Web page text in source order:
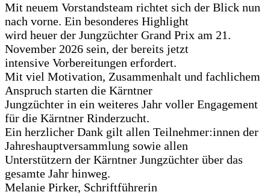
Mit neuem Vorstandsteam richtet sich der Blick nun
nach vorne. Ein besonderes Highlight
wird heuer der Jungzüchter Grand Prix am 21.
November 2026 sein, der bereits jetzt
intensive Vorbereitungen erfordert.
Mit viel Motivation, Zusammenhalt und fachlichem
Anspruch starten die Kärntner
Jungzüchter in ein weiteres Jahr voller Engagement
für die Kärntner Rinderzucht.
Ein herzlicher Dank gilt allen Teilnehmer:innen der
Jahreshauptversammlung sowie allen
Unterstützern der Kärntner Jungzüchter über das
gesamte Jahr hinweg.
Melanie Pirker, Schriftführerin